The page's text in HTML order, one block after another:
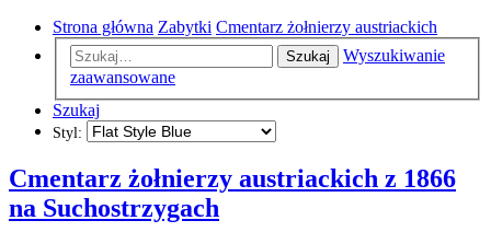
Strona główna Zabytki Cmentarz żołnierzy austriackich
Szukaj
Wyszukiwanie
zaawansowane
Szukaj
Styl:
Cmentarz żołnierzy austriackich z 1866
na Suchostrzygach